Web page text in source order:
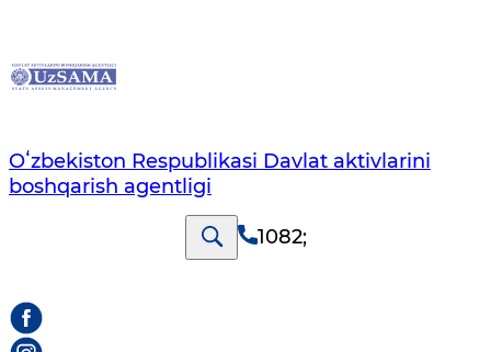
Oʻzbekiston Respublikasi Davlat aktivlarini
boshqarish agentligi
1082;